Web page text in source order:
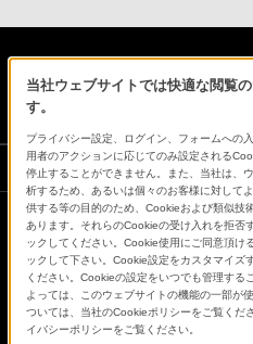
当社ウェブサイトでは快適な閲覧
す。
プライバシー設定、ログイン、フォームへの
用者のアクションに応じてのみ設定される
停止することができません。また、当社は、
析するため、あるいは個々のお客様に対して
供する等の目的のため、Cookieおよび類似技
あります。それらのCookieの受け入れを拒否
ックしてください。Cookie使用にご同意頂け
ックして下さい。Cookie設定をカスタマイズ
ください。Cookieの設定をいつでも管理する
よっては、このウェブサイトの機能の一部が
ついては、当社のCookieポリシーをご覧くだ
イバシーポリシーをご覧ください。
日本
ソニーストアでのお買い物にあ
会社情報 採用情報 特約店
環境情報
My